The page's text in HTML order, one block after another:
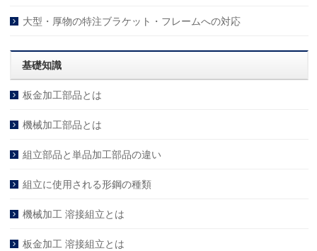
大型・厚物の特注ブラケット・フレームへの対応
基礎知識
板金加工部品とは
機械加工部品とは
組立部品と単品加工部品の違い
組立に使用される形鋼の種類
機械加工 溶接組立とは
板金加工 溶接組立とは